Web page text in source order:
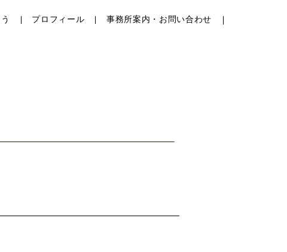
プロフィール 事務所案内・お問い合わせ